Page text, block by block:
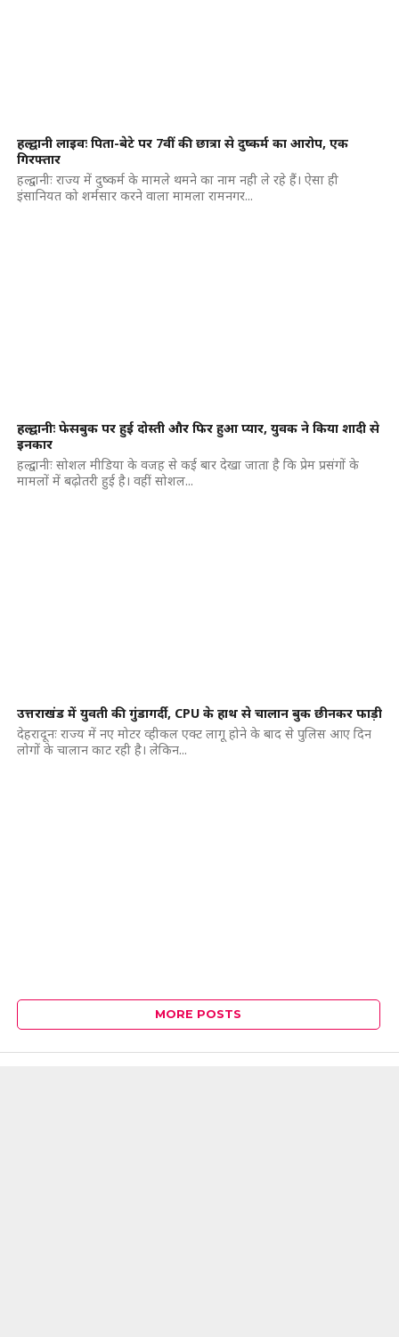
हल्द्वानी लाइवः पिता-बेटे पर 7वीं की छात्रा से दुष्कर्म का आरोप, एक
गिरफ्तार
हल्द्वानीः राज्य में दुष्कर्म के मामले थमने का नाम नही ले रहे हैं। ऐसा ही
इंसानियत को शर्मसार करने वाला मामला रामनगर...
हल्द्वानीः फेसबुक पर हुई दोस्ती और फिर हुआ प्यार, युवक ने किया शादी से
इनकार
हल्द्वानीः सोशल मीडिया के वजह से कई बार देखा जाता है कि प्रेम प्रसंगों के
मामलों में बढ़ोतरी हुई है। वहीं सोशल...
उत्तराखंड में युवती की गुंडागर्दी, CPU के हाथ से चालान बुक छीनकर फाड़ी
देहरादूनः राज्य में नए मोटर व्हीकल एक्ट लागू होने के बाद से पुलिस आए दिन
लोगों के चालान काट रही है। लेकिन...
MORE POSTS